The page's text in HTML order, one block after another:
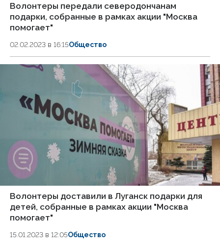
Волонтеры передали северодончанам
подарки, собранные в рамках акции "Москва
помогает"
02.02.2023 в 16:15Общество
Волонтеры доставили в Луганск подарки для
детей, собранные в рамках акции "Москва
помогает"
15.01.2023 в 12:05Общество